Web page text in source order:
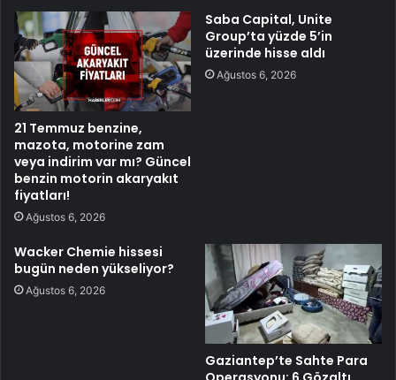
21 Temmuz benzine,
mazota, motorine zam
veya indirim var mı? Güncel
benzin motorin akaryakıt
fiyatları!
Ağustos 6, 2026
Saba Capital, Unite
Group’ta yüzde 5’in
üzerinde hisse aldı
Ağustos 6, 2026
Wacker Chemie hissesi
bugün neden yükseliyor?
Ağustos 6, 2026
Gaziantep’te Sahte Para